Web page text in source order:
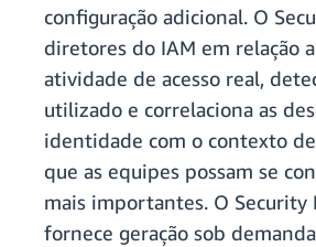
configuração adicional. O
diretores do IAM em relação
atividade de acesso real,
utilizado e correlaciona as
identidade com o contexto
que as equipes possam se
mais importantes. O Security
fornece geração sob